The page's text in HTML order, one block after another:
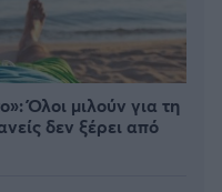
Όλοι μιλούν για τη
δεν ξέρει από